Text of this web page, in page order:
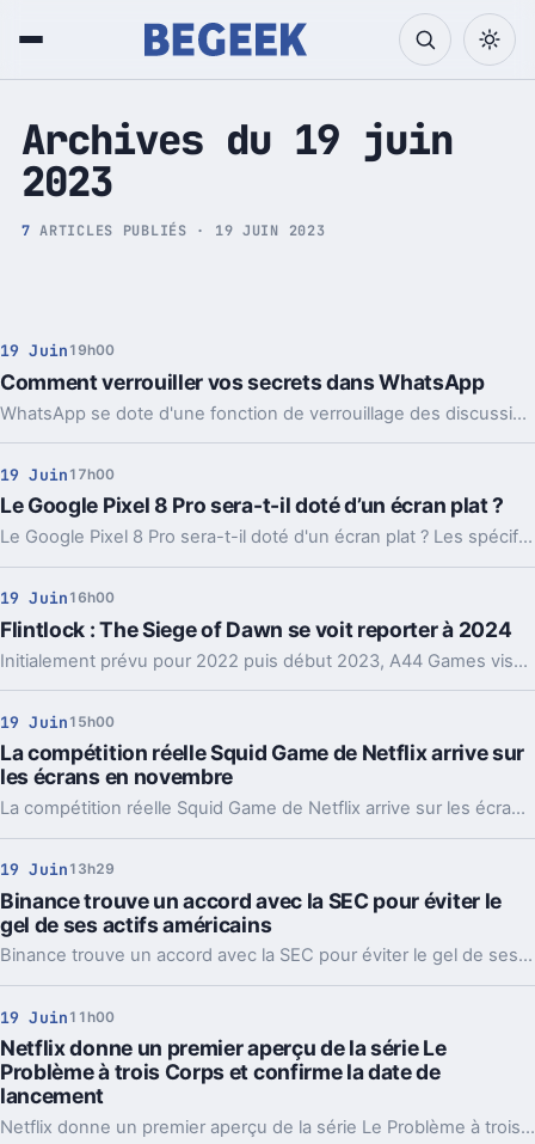
Tech et Pop culture
Archives du 19 juin
2023
7 ARTICLES PUBLIÉS · 19 JUIN 2023
19 Juin 19h00
Comment verrouiller vos secrets dans WhatsApp
WhatsApp se dote d'une fonction de verrouillage des discussions. Aussi pratique qu'efficace, elle peut vous éviter bien des déboires. Explication.
19 Juin 17h00
Le Google Pixel 8 Pro sera-t-il doté d’un écran plat ?
Le Google Pixel 8 Pro sera-t-il doté d'un écran plat ? Les spécifications de la prochaine génération commencent à se préciser.
19 Juin 16h00
Flintlock : The Siege of Dawn se voit reporter à 2024
Initialement prévu pour 2022 puis début 2023, A44 Games vise désormais une sortie en 2024 pour Flintlock : The Siege of Dawn.
19 Juin 15h00
La compétition réelle Squid Game de Netflix arrive sur
les écrans en novembre
La compétition réelle Squid Game de Netflix arrive sur les écrans en novembre. De quoi relancer la plateforme comme il se doit ?
19 Juin 13h29
Binance trouve un accord avec la SEC pour éviter le
gel de ses actifs américains
Binance trouve un accord avec la SEC pour éviter le gel de ses actifs américains. Le procès initié par la SEC n'est pas terminé pour autant.
19 Juin 11h00
Netflix donne un premier aperçu de la série Le
Problème à trois Corps et confirme la date de
lancement
Netflix donne un premier aperçu de la série Le Problème à trois Corps. Rendez-vous en janvier 2024 pour découvrir tout cela.